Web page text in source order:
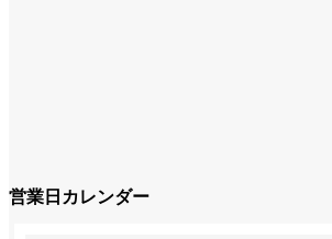
営業日カレンダー